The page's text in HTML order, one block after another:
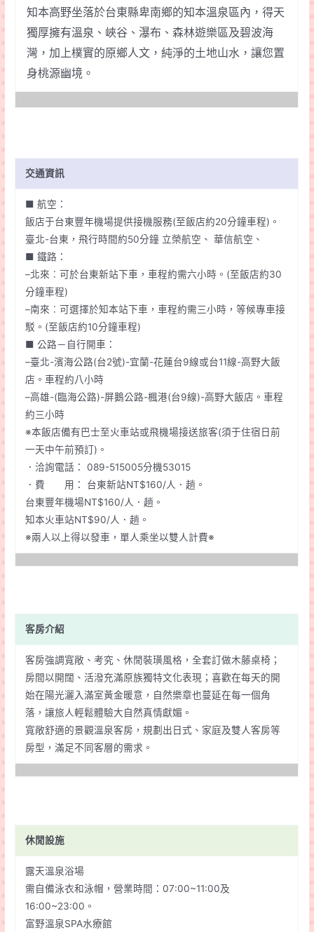
知本高野坐落於台東縣卑南鄉的知本溫泉區內，得天
獨厚擁有溫泉、峽谷、瀑布、森林遊樂區及碧波海
灣，加上樸實的原鄉人文，純淨的土地山水，讓您置
身桃源幽境。
交通資訊
■ 航空：
飯店于台東豐年機場提供接機服務(至飯店約20分鐘車程)。
臺北-台東，飛行時間約50分鐘 立榮航空、 華信航空、
■ 鐵路：
–北來︰可於台東新站下車，車程約需六小時。(至飯店約30
分鐘車程)
–南來︰可選擇於知本站下車，車程約需三小時，等候專車接
駁。(至飯店約10分鐘車程)
■ 公路－自行開車：
–臺北-濱海公路(台2號)-宜蘭-花蓮台9線或台11線-高野大飯
店。車程約八小時
–高雄-(臨海公路)-屏鵝公路-楓港(台9線)-高野大飯店。車程
約三小時
※本飯店備有巴士至火車站或飛機場接送旅客(須于住宿日前
一天中午前預訂)。
．洽詢電話： 089-515005分機53015
．費 用： 台東新站NT$160/人．趟。
台東豐年機場NT$160/人．趟。
知本火車站NT$90/人．趟。
※兩人以上得以發車，單人乘坐以雙人計費※
客房介紹
客房強調寬敞、考究、休閒裝璜風格，全套訂做木藤桌椅；
房間以開闊、活潑充滿原族獨特文化表現；喜歡在每天的開
始在陽光灑入滿室黃金暖意，自然樂章也蔓延在每一個角
落，讓旅人輕鬆體驗大自然真情獻媚。
寬敞舒適的景觀溫泉客房，規劃出日式、家庭及雙人客房等
房型，滿足不同客層的需求。
休閒設施
露天溫泉浴場
需自備泳衣和泳帽，營業時間：07:00~11:00及
16:00~23:00。
富野溫泉SPA水療館